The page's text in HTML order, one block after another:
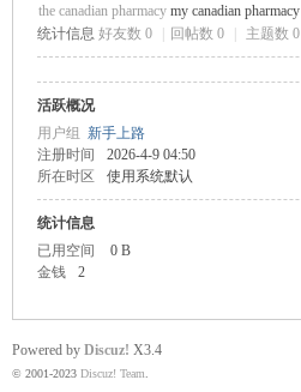
the canadian pharmacy my canadian pharmacy
统计信息 好友数 0 回帖数 0 主题数 0
活跃概况
用户组 新手上路
注册时间
2026-4-9 04:50
所在时区
使用系统默认
统计信息
已用空间
0 B
金钱
2
Powered by Discuz! X3.4
© 2001-2023 Discuz! Team